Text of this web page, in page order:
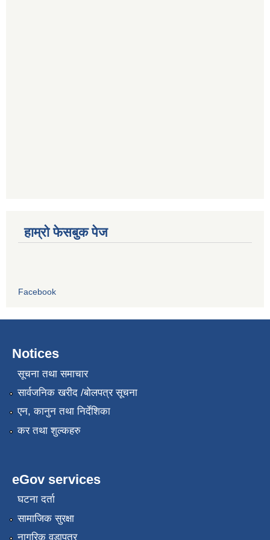
हाम्रो फेसबुक पेज
Facebook
Notices
सूचना तथा समाचार
सार्वजनिक खरीद /बोलपत्र सूचना
एन, कानुन तथा निर्देशिका
कर तथा शुल्कहरु
eGov services
घटना दर्ता
सामाजिक सुरक्षा
नागरिक वडापत्र